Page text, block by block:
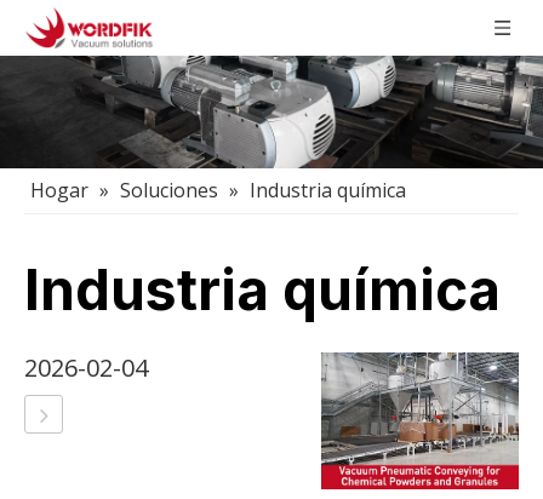
Hogar » Soluciones » Industria química
Industria química
2026-02-04